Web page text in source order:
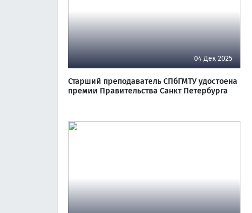
04 Дек 2025
Старший преподаватель СПбГМТУ удостоена
премии Правительства Санкт Петербурга